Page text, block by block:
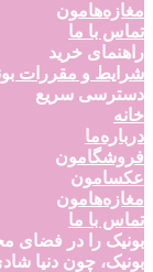
مغازه‌هامون
تماس با ما
راهنمای خرید
شرایط و مقررات
دسترسی سریع
خانه
درباره‌ما
فروشگامون
عکسامون
مغازه‌هامون
تماس با ما
بونیک را در فضای
بونیک، چون دنیا